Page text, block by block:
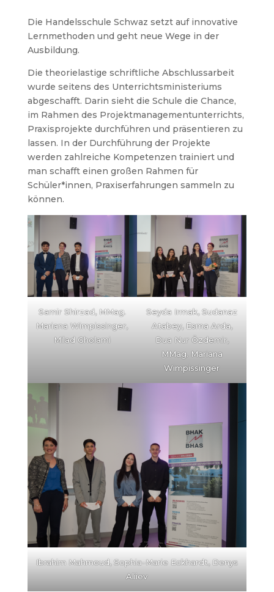
Die Handelsschule Schwaz setzt auf innovative
Lernmethoden und geht neue Wege in der
Ausbildung.
Die theorielastige schriftliche Abschlussarbeit
wurde seitens des Unterrichtsministeriums
abgeschafft. Darin sieht die Schule die Chance,
im Rahmen des Projektmanagementunterrichts,
Praxisprojekte durchführen und präsentieren zu
lassen. In der Durchführung der Projekte
werden zahlreiche Kompetenzen trainiert und
man schafft einen großen Rahmen für
Schüler*innen, Praxiserfahrungen sammeln zu
können.
Samir Shirzad, MMag.
Mariana Wimpissinger,
Milad Gholami
Seyda Irmak, Sudanaz
Atabey, Esma Arda,
Dua Nur Özdemir,
MMag. Mariana
Wimpissinger
Ibrahim Mahmoud, Sophia-Marie Eckhardt, Denys
Aliiev